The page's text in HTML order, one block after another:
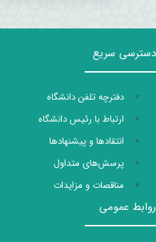
دسترسی سریع
دفترچه تلفن دانشگاه
ارتباط با رئیس دانشگاه
انتقادها و پیشنهادها
پرسش‌های متداول
مناقصات و مزایدات
روابط عمومی